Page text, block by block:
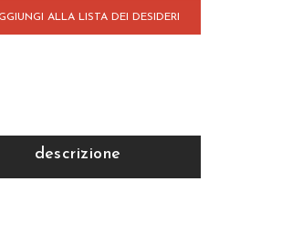
ALLA LISTA DEI DESIDERI
descrizione